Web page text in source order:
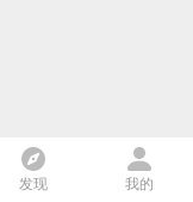
发现 我的